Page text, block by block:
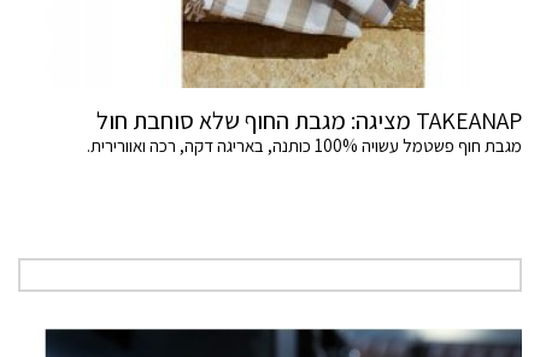
TAKEANAP מציגה: מגבת החוף שלא סוחבת חול
מגבת חוף פשטמל עשויה 100% כותנה, באריגה דקה, רכה ואוורירית.